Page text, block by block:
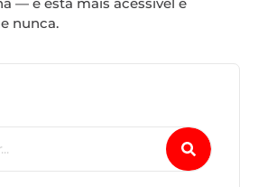
nunca.